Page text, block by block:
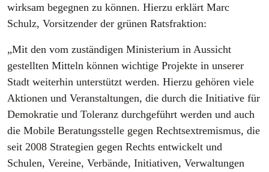
wirksam begegnen zu können. Hierzu erklärt Marc
Schulz, Vorsitzender der grünen Ratsfraktion:
„Mit den vom zuständigen Ministerium in Aussicht
gestellten Mitteln können wichtige Projekte in unserer
Stadt weiterhin unterstützt werden. Hierzu gehören viele
Aktionen und Veranstaltungen, die durch die Initiative für
Demokratie und Toleranz durchgeführt werden und auch
die Mobile Beratungsstelle gegen Rechtsextremismus, die
seit 2008 Strategien gegen Rechts entwickelt und
Schulen, Vereine, Verbände, Initiativen, Verwaltungen